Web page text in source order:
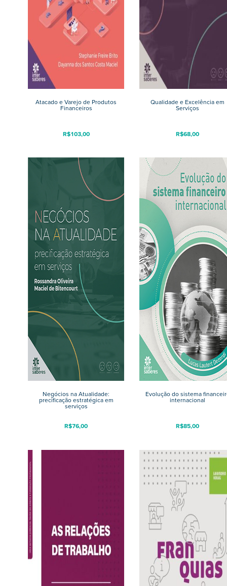
Qualidade e Excelência em
Serviços
R$68,00
Atacado e Varejo de Produtos
Financeiros
R$103,00
Evolução do sistema
internacional
R$85,00
Negócios na Atualidade:
precificação estratégica em
serviços
R$76,00